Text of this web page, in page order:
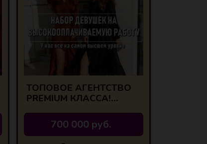
ТОПОВОЕ АГЕНТСТВО
PREMIUM КЛАССА!
700 000 руб.